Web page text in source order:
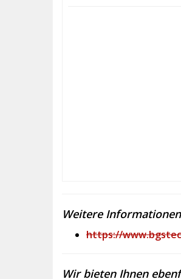
Weitere
https://
Wir bieten Ihnen